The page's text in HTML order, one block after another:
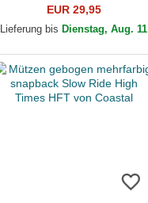
Getting Higher HFT von
Coastal
EUR 29,95
Lieferung bis Dienstag, Aug. 11